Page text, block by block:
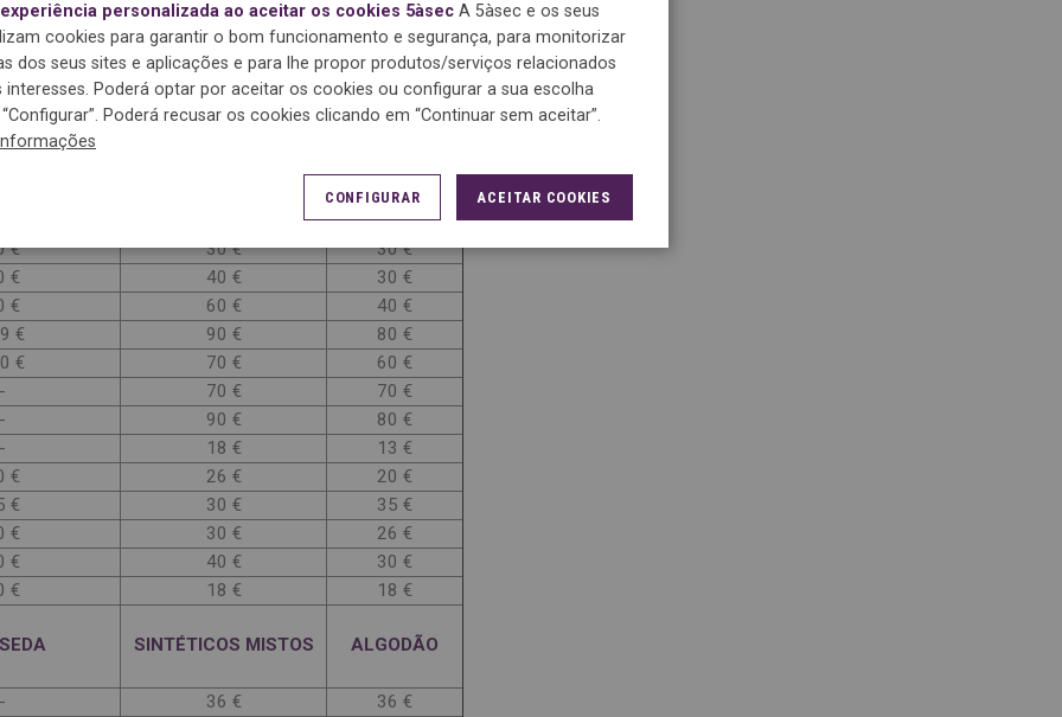
- 35 €
35 €
109 €
80 €
€ 20 €
20 €
- 18 €
14 €
€
ALGODÃO
€ 30 €
30 €
€ 40 €
30 €
€ 60 €
40 €
€ 90 €
80 €
€ 70 €
60 €
- 70 €
70 €
- 90 €
80 €
- 18 €
13 €
€ 26 €
20 €
€ 30 €
35 €
€ 30 €
26 €
€ 40 €
30 €
€ 18 € 18 €
SINTÉTICOS MISTOS ALGODÃO
- 36 €
36 €
personalizada ao aceitar os cookies 5àsec A 5àsec e os seus
cookies para garantir o bom funcionamento e segurança, para monitorizar
dos seus sites e aplicações e para lhe propor produtos/serviços relacionados
interesses. Poderá optar por aceitar os cookies ou configurar a sua escolha
Poderá recusar os cookies clicando em “Continuar sem aceitar”.
ACEITAR COOKIES
CONFIGURAR